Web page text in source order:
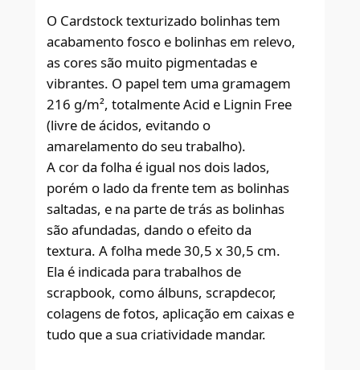
O Cardstock texturizado bolinhas tem
acabamento fosco e bolinhas em relevo,
as cores são muito pigmentadas e
vibrantes. O papel tem uma gramagem
216 g/m², totalmente Acid e Lignin Free
(livre de ácidos, evitando o
amarelamento do seu trabalho).
A cor da folha é igual nos dois lados,
porém o lado da frente tem as bolinhas
saltadas, e na parte de trás as bolinhas
são afundadas, dando o efeito da
textura. A folha mede 30,5 x 30,5 cm.
Ela é indicada para trabalhos de
scrapbook, como álbuns, scrapdecor,
colagens de fotos, aplicação em caixas e
tudo que a sua criatividade mandar.